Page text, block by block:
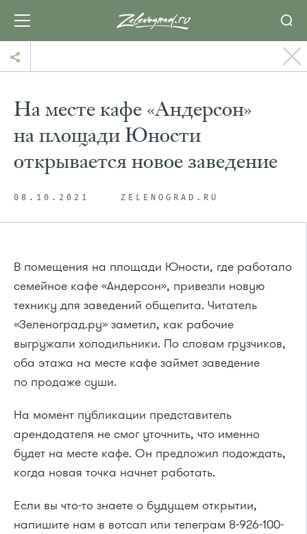
На месте кафе «Андерсон»
на площади Юности
открывается новое заведение
08.10.2021 ZELENOGRAD.RU
В помещения на площади Юности, где работало
семейное кафе «Андерсон», привезли новую
технику для заведений общепита. Читатель
«Зеленоград.ру» заметил, как рабочие
выгружали холодильники. По словам грузчиков,
оба этажа на месте кафе займет заведение
по продаже суши.
На момент публикации представитель
арендодателя не смог уточнить, что именно
будет на месте кафе. Он предложил подождать,
когда новая точка начнет работать.
Если вы что-то знаете о будущем открытии,
напишите нам в вотсап или телеграм 8-926-100-